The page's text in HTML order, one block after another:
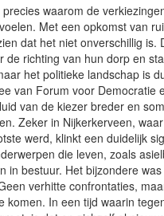
waarom de
Met een opkomst van
dat het niet onverschillig is.
de richting van hun dorp en
het politieke landschap is
van Forum voor Democratie
van de kiezer breder en
Zeker in Nijkerkerveen,
werd, klinkt een duidelijk
die leven, zoals
in bestuur. Het bijzondere
verhitte confrontaties,
komen. In een tijd waarin